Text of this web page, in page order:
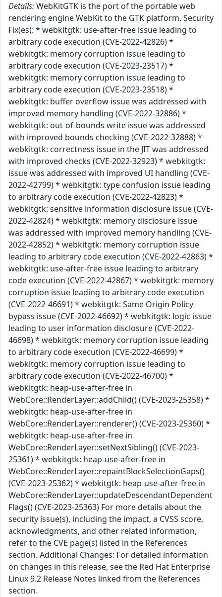
Details:WebKitGTK is the port of the portable web
rendering engine WebKit to the GTK platform. Security
Fix(es): * webkitgtk: use-after-free issue leading to
arbitrary code execution (CVE-2022-42826) *
webkitgtk: memory corruption issue leading to
arbitrary code execution (CVE-2023-23517) *
webkitgtk: memory corruption issue leading to
arbitrary code execution (CVE-2023-23518) *
webkitgtk: buffer overflow issue was addressed with
improved memory handling (CVE-2022-32886) *
webkitgtk: out-of-bounds write issue was addressed
with improved bounds checking (CVE-2022-32888) *
webkitgtk: correctness issue in the JIT was addressed
with improved checks (CVE-2022-32923) * webkitgtk:
issue was addressed with improved UI handling (CVE-
2022-42799) * webkitgtk: type confusion issue leading
to arbitrary code execution (CVE-2022-42823) *
webkitgtk: sensitive information disclosure issue (CVE-
2022-42824) * webkitgtk: memory disclosure issue
was addressed with improved memory handling (CVE-
2022-42852) * webkitgtk: memory corruption issue
leading to arbitrary code execution (CVE-2022-42863) *
webkitgtk: use-after-free issue leading to arbitrary
code execution (CVE-2022-42867) * webkitgtk: memory
corruption issue leading to arbitrary code execution
(CVE-2022-46691) * webkitgtk: Same Origin Policy
bypass issue (CVE-2022-46692) * webkitgtk: logic issue
leading to user information disclosure (CVE-2022-
46698) * webkitgtk: memory corruption issue leading
to arbitrary code execution (CVE-2022-46699) *
webkitgtk: memory corruption issue leading to
arbitrary code execution (CVE-2022-46700) *
webkitgtk: heap-use-after-free in
WebCore::RenderLayer::addChild() (CVE-2023-25358) *
webkitgtk: heap-use-after-free in
WebCore::RenderLayer::renderer() (CVE-2023-25360) *
webkitgtk: heap-use-after-free in
WebCore::RenderLayer::setNextSibling() (CVE-2023-
25361) * webkitgtk: heap-use-after-free in
WebCore::RenderLayer::repaintBlockSelectionGaps()
(CVE-2023-25362) * webkitgtk: heap-use-after-free in
WebCore::RenderLayer::updateDescendantDependent
Flags() (CVE-2023-25363) For more details about the
security issue(s), including the impact, a CVSS score,
acknowledgments, and other related information,
refer to the CVE page(s) listed in the References
section. Additional Changes: For detailed information
on changes in this release, see the Red Hat Enterprise
Linux 9.2 Release Notes linked from the References
section.